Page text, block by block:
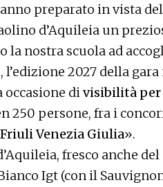
preparato in vista
d’Aquileia un
la nostra scuola ad
2027 della
divisibilità per
250 persone, fra i
Friuli Venezia Giulia».
fresco anche del
Igt (con il